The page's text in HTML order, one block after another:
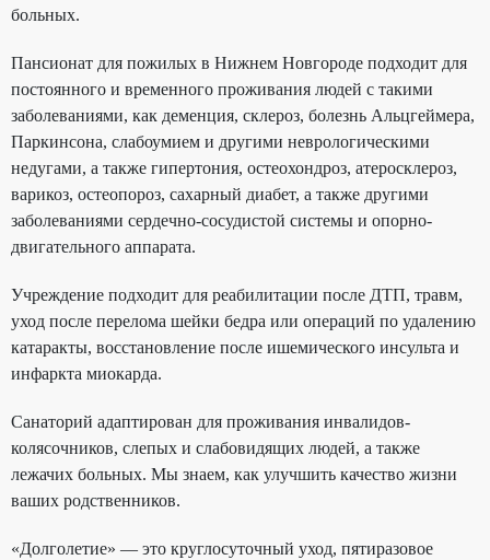
больных.
Пансионат для пожилых в Нижнем Новгороде подходит для
постоянного и временного проживания людей с такими
заболеваниями, как деменция, склероз, болезнь Альцгеймера,
Паркинсона, слабоумием и другими неврологическими
недугами, а также гипертония, остеохондроз, атеросклероз,
варикоз, остеопороз, сахарный диабет, а также другими
заболеваниями сердечно-сосудистой системы и опорно-
двигательного аппарата.
Учреждение подходит для реабилитации после ДТП, травм,
уход после перелома шейки бедра или операций по удалению
катаракты, восстановление после ишемического инсульта и
инфаркта миокарда.
Санаторий адаптирован для проживания инвалидов-
колясочников, слепых и слабовидящих людей, а также
лежачих больных. Мы знаем, как улучшить качество жизни
ваших родственников.
«Долголетие» — это круглосуточный уход, пятиразовое